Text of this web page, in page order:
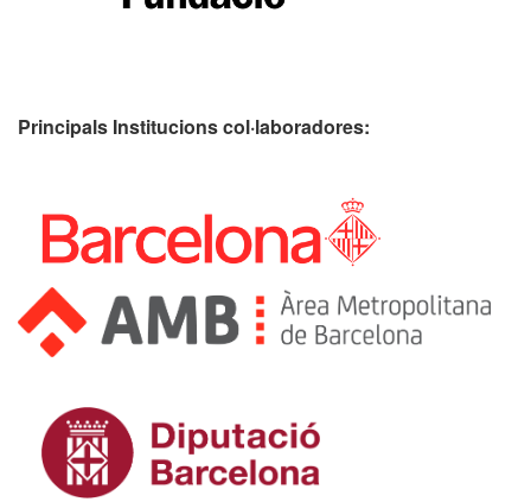
Principals Institucionscol·laboradores: